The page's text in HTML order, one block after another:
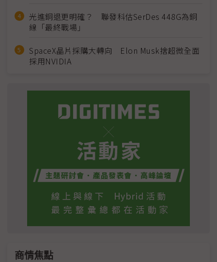
光進銅退更明確？ 聯發科估SerDes 448G為銅
線「最終戰場」
SpaceX晶片採購大轉向 Elon Musk捨超微全面
採用NVIDIA
商情焦點